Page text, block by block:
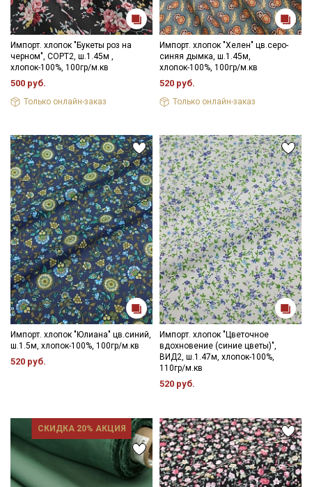
Импорт. хлопок "Букеты роз на
черном", СОРТ2, ш.1.45м ,
хлопок-100%, 100гр/м.кв
500 руб.
Только онлайн-заказ
Импорт. хлопок "Хелен" цв.серо-
синяя дымка, ш.1.45м,
хлопок-100%, 100гр/м.кв
520 руб.
Только онлайн-заказ
Импорт. хлопок "Юлиана" цв.синий,
ш.1.5м, хлопок-100%, 100гр/м.кв
520 руб.
Импорт. хлопок "Цветочное
вдохновение (синие цветы)",
ВИД2, ш.1.47м, хлопок-100%,
110гр/м.кв
520 руб.
СКИДКА 20% АКЦИЯ